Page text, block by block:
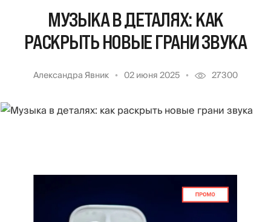
МУЗЫКА В ДЕТАЛЯХ: КАК
РАСКРЫТЬ НОВЫЕ ГРАНИ ЗВУКА
Александра Явник 02 июня 2025 27300